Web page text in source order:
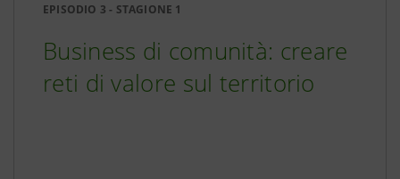
EPISODIO 3 - STAGIONE 1
Business di comunità: creare
reti di valore sul territorio